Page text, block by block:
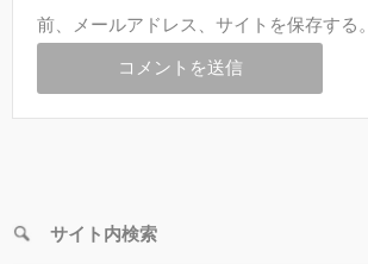
前、メールアドレス、サイトを保存する。
サイト内検索